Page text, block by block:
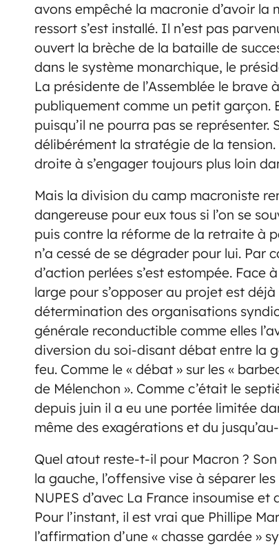
avons empêché la macronie d’avoir la
ressort s’est installé. Il n’est pas
ouvert la brèche de la bataille de
dans le système monarchique, le
La présidente de l’Assemblée le
publiquement comme un petit garçon.
puisqu’il ne pourra pas se
délibérément la stratégie de la
droite à s’engager toujours plus loin
Mais la division du camp macroniste
dangereuse pour eux tous si l’on se
puis contre la réforme de la retraite à
n’a cessé de se dégrader pour lui. Par
d’action perlées s’est estompée.
large pour s’opposer au projet est
détermination des organisations
générale reconductible comme elles
diversion du soi-disant débat entre la
feu. Comme le « débat » sur les «
de Mélenchon ». Comme c’était le
depuis juin il a eu une portée limitée
même des exagérations et du
Quel atout reste-t-il pour Macron ?
la gauche, l’offensive vise à séparer
NUPES d’avec La France insoumise
Pour l’instant, il est vrai que Phillipe
l’affirmation d’une « chasse gardée »